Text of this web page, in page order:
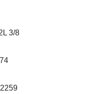
3/8